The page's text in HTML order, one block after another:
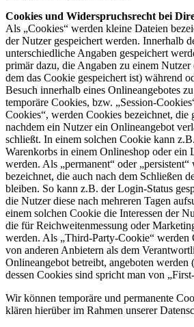
Cookies und Widerspruchsrecht bei
Als „Cookies“ werden kleine Dateien
der Nutzer gespeichert werden. Innerhalb
unterschiedliche Angaben gespeichert
primär dazu, die Angaben zu einem
dem das Cookie gespeichert ist) während
Besuch innerhalb eines Onlineangebotes
temporäre Cookies, bzw. „Session-
Cookies“, werden Cookies bezeichnet, die
nachdem ein Nutzer ein Onlineangebot
schließt. In einem solchen Cookie kann
Warenkorbs in einem Onlineshop oder ein
werden. Als „permanent“ oder
bezeichnet, die auch nach dem Schließen
bleiben. So kann z.B. der Login-Status
die Nutzer diese nach mehreren Tagen
einem solchen Cookie die Interessen der
die für Reichweitenmessung oder
werden. Als „Third-Party-Cookie“ werden
von anderen Anbietern als dem
Onlineangebot betreibt, angeboten werden
dessen Cookies sind spricht man von
Wir können temporäre und permanente
klären hierüber im Rahmen unserer